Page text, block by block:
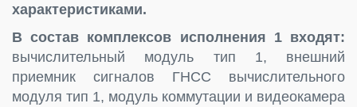
характеристиками.
В состав комплексов исполнения 1 входят:
вычислительный модуль тип 1, внешний
приемник сигналов ГНСС вычислительного
модуля тип 1, модуль коммутации и видеокамера